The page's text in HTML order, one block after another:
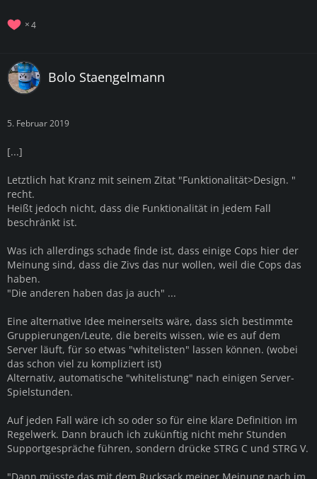
4
Bolo Staengelmann
5. Februar 2019
[...]
Letztlich hat Kranz mit seinem Zitat "Funktionalität>Design. "
recht.
Heißt jedoch nicht, dass die Funktionalität in jedem Fall
beschränkt ist.
Was ich allerdings schade finde ist, dass einige Cops hier der
Meinung sind, dass die Zivs das nur wollen, weil die Cops das
haben.
"Die anderen haben das ja auch" ...
Eine alternative Idee meinerseits wäre, dass sich bestimmte
Gruppierungen/Leute, die bereits wissen, wie es auf dem
Server läuft, für so etwas "whitelisten" lassen können. (wobei
das schon viel zu kompliziert ist)
Alternativ, automatische "whitelistung" nach einigen Server-
Spielstunden.
Auf jeden Fall wäre ich so oder so für eine klare Definition im
Regelwerk. Dann brauch ich zukünftig nicht mehr Stunden
Supportgespräche führen, sondern drücke STRG C und STRG V.